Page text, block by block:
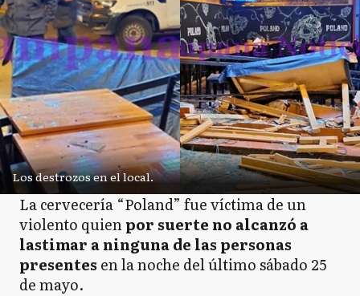
Los destrozos en el local.
La cervecería “Poland” fue víctima de un
violento quienpor suerte no alcanzó a
lastimar a ninguna de las personas
presentes en la noche del último sábado 25
de mayo.